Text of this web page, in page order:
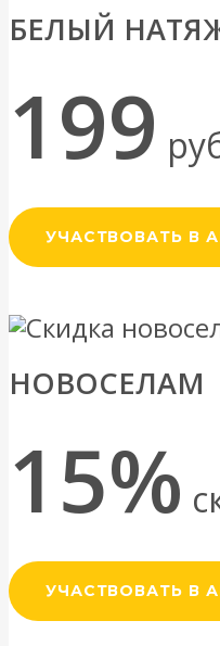
БЕЛЫЙ
199
УЧАСТВОВАТЬ В
НОВОСЕЛАМ
15%
УЧАСТВОВАТЬ В